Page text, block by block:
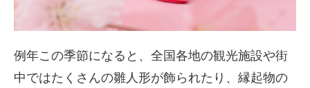
例年この季節になると、全国各地の観光施設や街
中ではたくさんの雛人形が飾られたり、縁起物の